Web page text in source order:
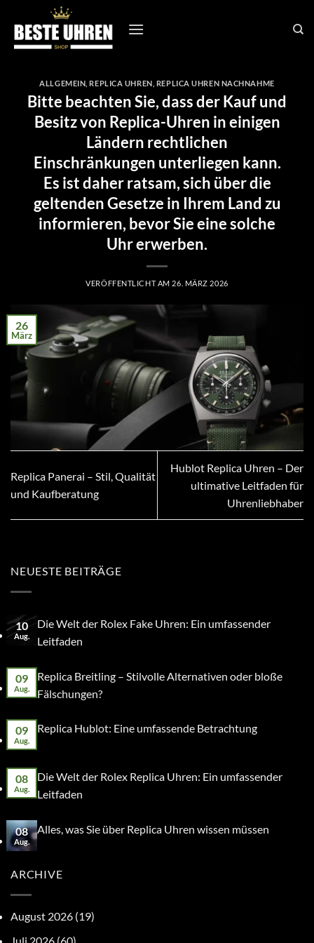
Inhalt
springen
ALLGEMEIN ,REPLICA UHREN REPLICA UHREN NACHNAHME
Bitte beachten Sie, dass der Kauf und
Besitz von Replica-Uhren in einigen
Ländern rechtlichen
Einschränkungen unterliegen kann.
Es ist daher ratsam, sich über die
geltenden Gesetze in Ihrem Land zu
informieren, bevor Sie eine solche
Uhr erwerben.
VERÖFFENTLICHT AM 26. MÄRZ 2026
26
März
Replica Panerai – Stil, Qualität
und Kaufberatung
Hublot Replica Uhren – Der
ultimative Leitfaden für
Uhrenliebhaber
NEUESTE BEITRÄGE
10
Aug.
Die Welt der Rolex Fake Uhren: Ein umfassender
Leitfaden
09
Aug.
Replica Breitling – Stilvolle Alternativen oder bloße
Fälschungen?
09
Aug.
Replica Hublot: Eine umfassende Betrachtung
08
Aug.
Die Welt der Rolex Replica Uhren: Ein umfassender
Leitfaden
08
Aug.
Alles, was Sie über Replica Uhren wissen müssen
ARCHIVE
August 2026 (19)